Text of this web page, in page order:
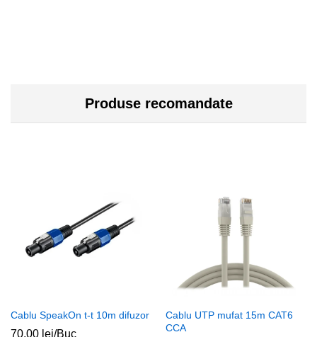
Produse recomandate
Cablu SpeakOn t-t 10m difuzor
70,00 lei/Buc
Cablu UTP mufat 15m CAT6
CCA